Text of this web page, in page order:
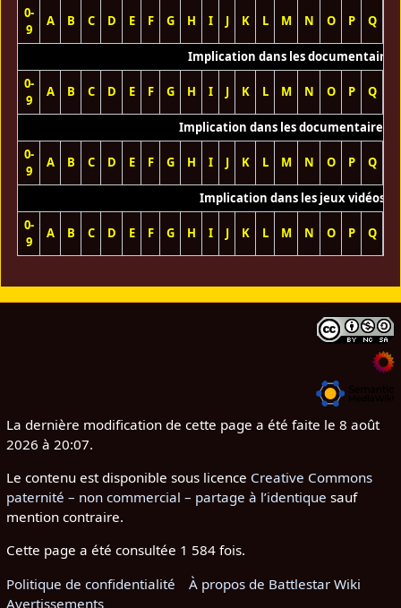
0-
9
A B C D E F G H I J K L M N O P Q
Implication dans les documentaires
0-
9
A B C D E F G H I J K L M N O P Q
Implication dans les documentaires
0-
9
A B C D E F G H I J K L M N O P Q
Implication dans les jeux vidéos
0-
9
A B C D E F G H I J K L M N O P Q
La dernière modification de cette page a été faite le 8 août
2026 à 20:07.
Le contenu est disponible sous licence Creative Commons
paternité – non commercial – partage à l’identique sauf
mention contraire.
Cette page a été consultée 1 584 fois.
Politique de confidentialité
À propos de Battlestar Wiki
Avertissements